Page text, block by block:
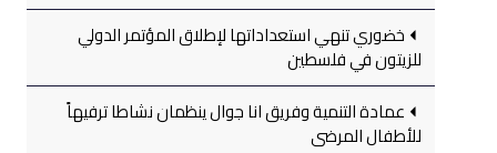
خضوري تنهي استعداداتها لإطلاق المؤتمر الدولي
للزيتون في فلسطين
عمادة التنمية وفريق انا جوال ينظمان نشاطا ترفيهاً
للأطفال المرضى